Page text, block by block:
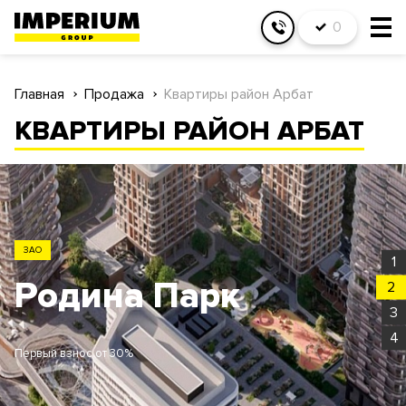
0
Главная Продажа Квартиры район Арбат
КВАРТИРЫ РАЙОН АРБАТ
1
2
3
4
ЗАО
Родина Парк
Первый взнос от 30%